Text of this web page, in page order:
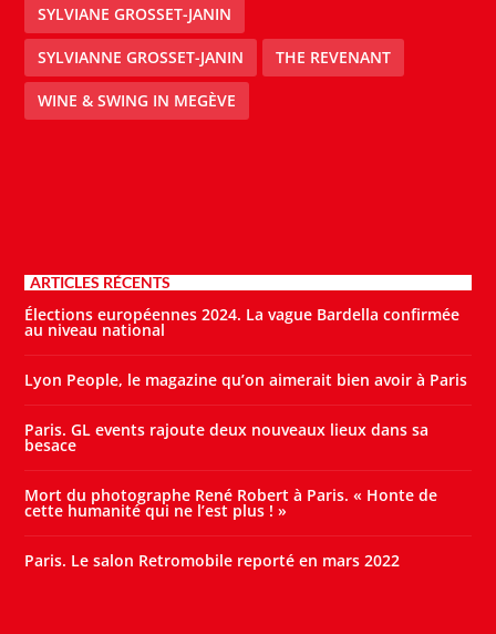
SYLVIANE GROSSET-JANIN
SYLVIANNE GROSSET-JANIN THE REVENANT
WINE & SWING IN MEGÈVE
ARTICLES RÉCENTS
Élections européennes 2024. La vague Bardella confirmée
au niveau national
Lyon People, le magazine qu’on aimerait bien avoir à Paris
Paris. GL events rajoute deux nouveaux lieux dans sa
besace
Mort du photographe René Robert à Paris. « Honte de
cette humanité qui ne l’est plus ! »
Paris. Le salon Retromobile reporté en mars 2022